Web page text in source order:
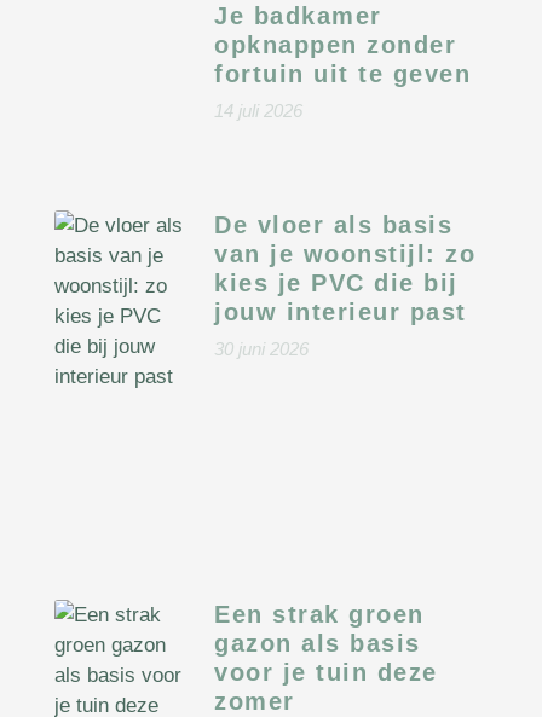
Je badkamer
opknappen zonder
fortuin uit te geven
14 juli 2026
De vloer als basis
van je woonstijl: zo
kies je PVC die bij
jouw interieur past
30 juni 2026
Een strak groen
gazon als basis
voor je tuin deze
zomer